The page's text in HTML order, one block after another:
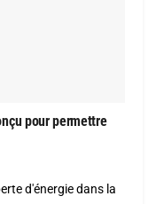
pour permettre
d'énergie dans la